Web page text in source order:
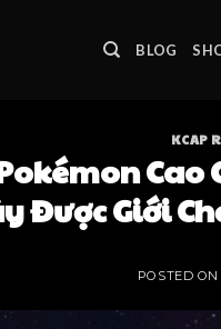
BLOG
KCAP
Cao
Được Giới
POSTED ON